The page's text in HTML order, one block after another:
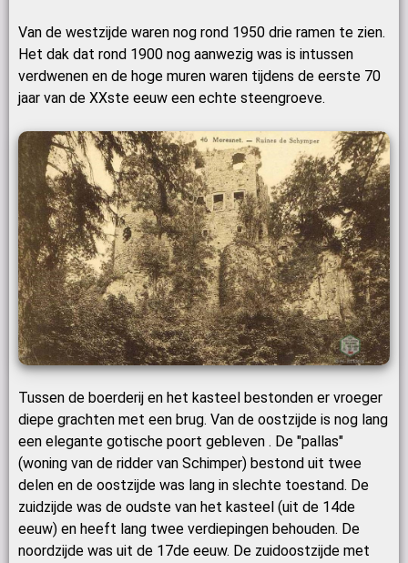
Van de westzijde waren nog rond 1950 drie ramen te zien.
Het dak dat rond 1900 nog aanwezig was is intussen
verdwenen en de hoge muren waren tijdens de eerste 70
jaar van de XXste eeuw een echte steengroeve.
Tussen de boerderij en het kasteel bestonden er vroeger
diepe grachten met een brug. Van de oostzijde is nog lang
een elegante gotische poort gebleven . De "pallas"
(woning van de ridder van Schimper) bestond uit twee
delen en de oostzijde was lang in slechte toestand. De
zuidzijde was de oudste van het kasteel (uit de 14de
eeuw) en heeft lang twee verdiepingen behouden. De
noordzijde was uit de 17de eeuw. De zuidoostzijde met